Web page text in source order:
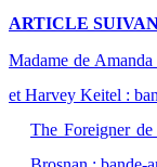
ARTICLE
Madame de
et Harvey Keitel :
The Foreigner